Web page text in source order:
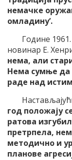
немачке
омладину’.
Године
новинар Е.
нема, али
Нема сумње да
раде над
год положају
ратова
претрпела,
методично и
планове